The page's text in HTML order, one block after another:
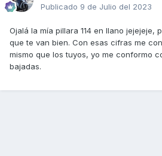
Publicado 9 de Julio del 2023
Ojalá la mía pillara 114 en llano jejejeje,
que te van bien. Con esas cifras me
mismo que los tuyos, yo me conformo
bajadas.